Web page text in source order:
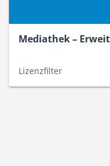
Mediathek –
Lizenzfilter